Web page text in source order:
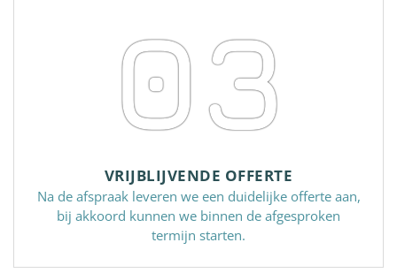
03
VRIJBLIJVENDE OFFERTE
Na de afspraak leveren we een duidelijke offerte aan,
bij akkoord kunnen we binnen de afgesproken
termijn starten.